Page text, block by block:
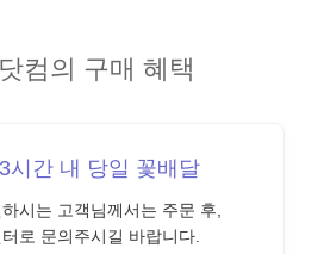
컴의 구매 혜택
시간 내 당일 꽃배달
시는 고객님께서는 주문 후,
로 문의주시길 바랍니다.